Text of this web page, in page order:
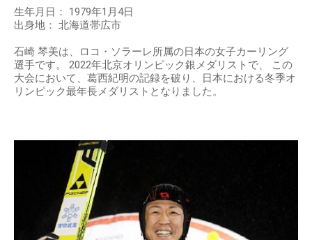
生年月日： 1979年1月4日
出身地： 北海道帯広市
石崎 琴美は、ロコ・ソラーレ所属の日本の女子カーリング
選手です。 2022年北京オリンピック銀メダリストで、 この
大会において、葛西紀明の記録を破り、日本における冬季オ
リンピック最年長メダリストとなりました。